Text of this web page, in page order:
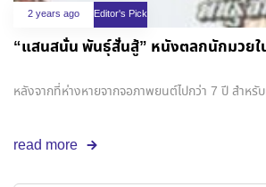
2 years ago Editor's Pick
“แสนสนั่น พันธุ์สั่นสู้” หนังตลกนักมวยใ
หลังจากที่ห่างหายจากจอภาพยนต์ไปกว่า 7 ปี สำ
read more